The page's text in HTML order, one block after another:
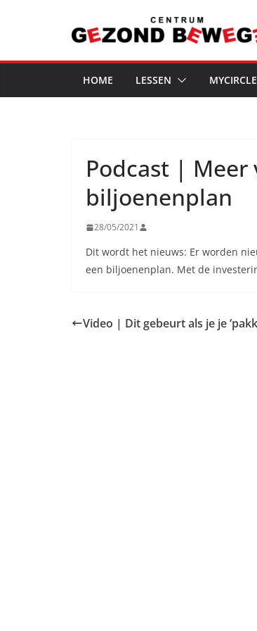
inhoud
HOME LESSEN MYCIRCLE
Podcast |
biljoenenplan
28/05/2021
Dit wordt het nieuws: Er worden
een biljoenenplan. Met de
Video | Dit gebeurt als je je